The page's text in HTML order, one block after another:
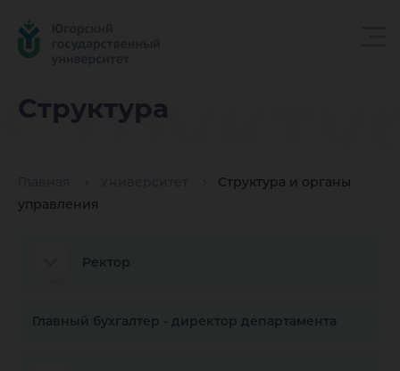
Структура
Структура и органы
управления
Ректор
Главный бухгалтер - директор департамента